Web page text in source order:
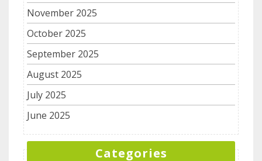
November 2025
October 2025
September 2025
August 2025
July 2025
June 2025
Categories